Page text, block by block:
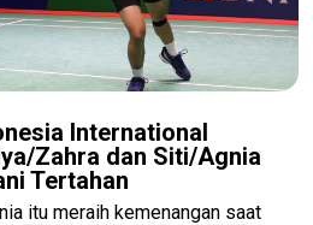
International
Zahra dan Siti/Agnia
Tertahan
itu meraih kemenangan saat